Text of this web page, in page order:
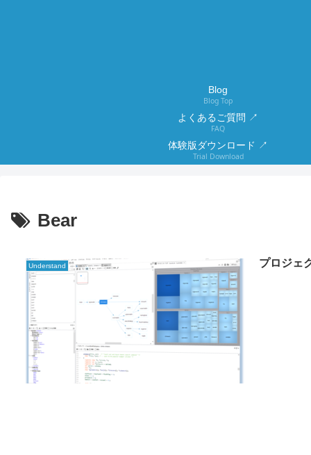
Blog
Blog Top
よくあるご質問 ↗
FAQ
体験版ダウンロード ↗
Trial Download
Bear
Understand プロジェ